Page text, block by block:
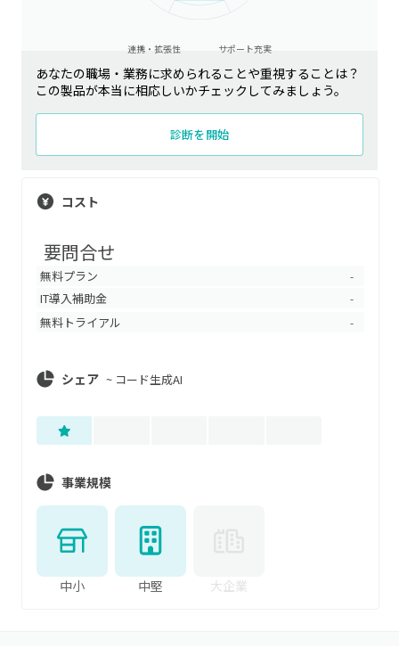
サポート充実
連携・拡張性
あなたの職場・業務に求められることや重視することは？
この製品が本当に相応しいかチェックしてみましょう。
診断を開始
コスト
要問合せ
無料プラン -
IT導入補助金 -
無料トライアル -
シェア ~ コード生成AI
事業規模
中小 中堅 大企業